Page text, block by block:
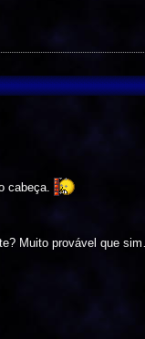
cabeça.
Muito provável que